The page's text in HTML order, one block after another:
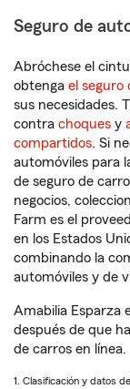
Seguro de
Abróchese el
obtenga el seguro
sus necesidades.
contra choques y
compartidos. Si
automóviles para
de seguro de
negocios,
Farm es el
en los Estados
combinando la
automóviles y de
Amabilia Esparza
después de que
de carros en línea.
1. Clasificación y datos